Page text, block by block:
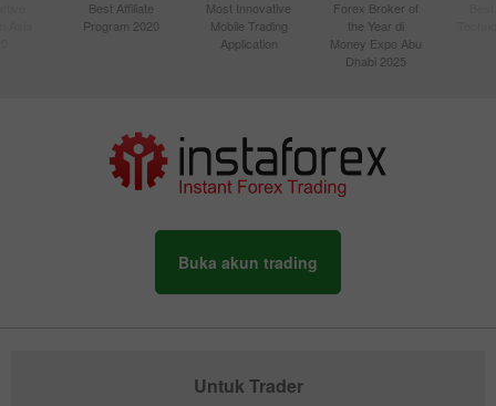
Best Affiliate
Program 2020
Most Innovative
Mobile Trading
Application
Forex Broker of
the Year di
Money Expo Abu
Dhabi 2025
Buka akun trading
Untuk Trader